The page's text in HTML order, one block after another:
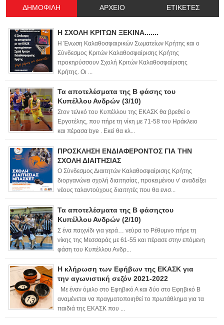
ΔΗΜΟΦΙΛΗ ΑΡΧΕΙΟ ΕΤΙΚΕΤΕΣ
Η ΣΧΟΛΗ ΚΡΙΤΩΝ ΞΕΚΙΝΑ.......
Η Ένωση Καλαθοσφαιρικών Σωματείων Κρήτης και ο
Σύνδεσμος Κριτών Καλαθοσφαίρισης Κρήτης
προκηρύσσουν Σχολή Κριτών Καλαθοσφαίρισης
Κρήτης. Οι ...
Τα αποτελέσματα της Β φάσης του
Κυπέλλου Ανδρών (3/10)
Στον τελικό του Κυπέλλου της ΕΚΑΣΚ θα βρεθεί ο
Εργοτέλης, που πήρε τη νίκη με 71-58 του Ηράκλειο
και πέρασα bye . Εκεί θα κλ...
ΠΡΟΣΚΛΗΣΗ ΕΝΔΙΑΦΕΡΟΝΤΟΣ ΓΙΑ ΤΗΝ
ΣΧΟΛΗ ΔΙΑΙΤΗΣΙΑΣ
Ο Σύνδεσμος Διαιτητών Καλαθοσφαίρισης Κρήτης
διοργανώνει σχολή διαιτησίας, προκειμένου ν’ αναδείξει
νέους ταλαντούχους διαιτητές που θα ενισ...
Τα αποτελέσματα της Β φάσηςτου
Κυπέλλου Ανδρών (2/10)
Σ ένα παιχνίδι για γερά… νεύρα το Ρέθυμνο πήρε τη
νίκης της Μεσσαράς με 61-55 και πέρασε στην επόμενη
φάση του Κυπέλλου Ανδρ...
Η κλήρωση των Εφήβων της ΕΚΑΣΚ για
την αγωνιστική σεζόν 2021-2022
Με έναν όμιλο στο Εφηβικό Α και δύο στο Εφηβικό Β
αναμένεται να πραγματοποιηθεί το πρωτάθλημα για τα
παιδιά της ΕΚΑΣΚ που ...